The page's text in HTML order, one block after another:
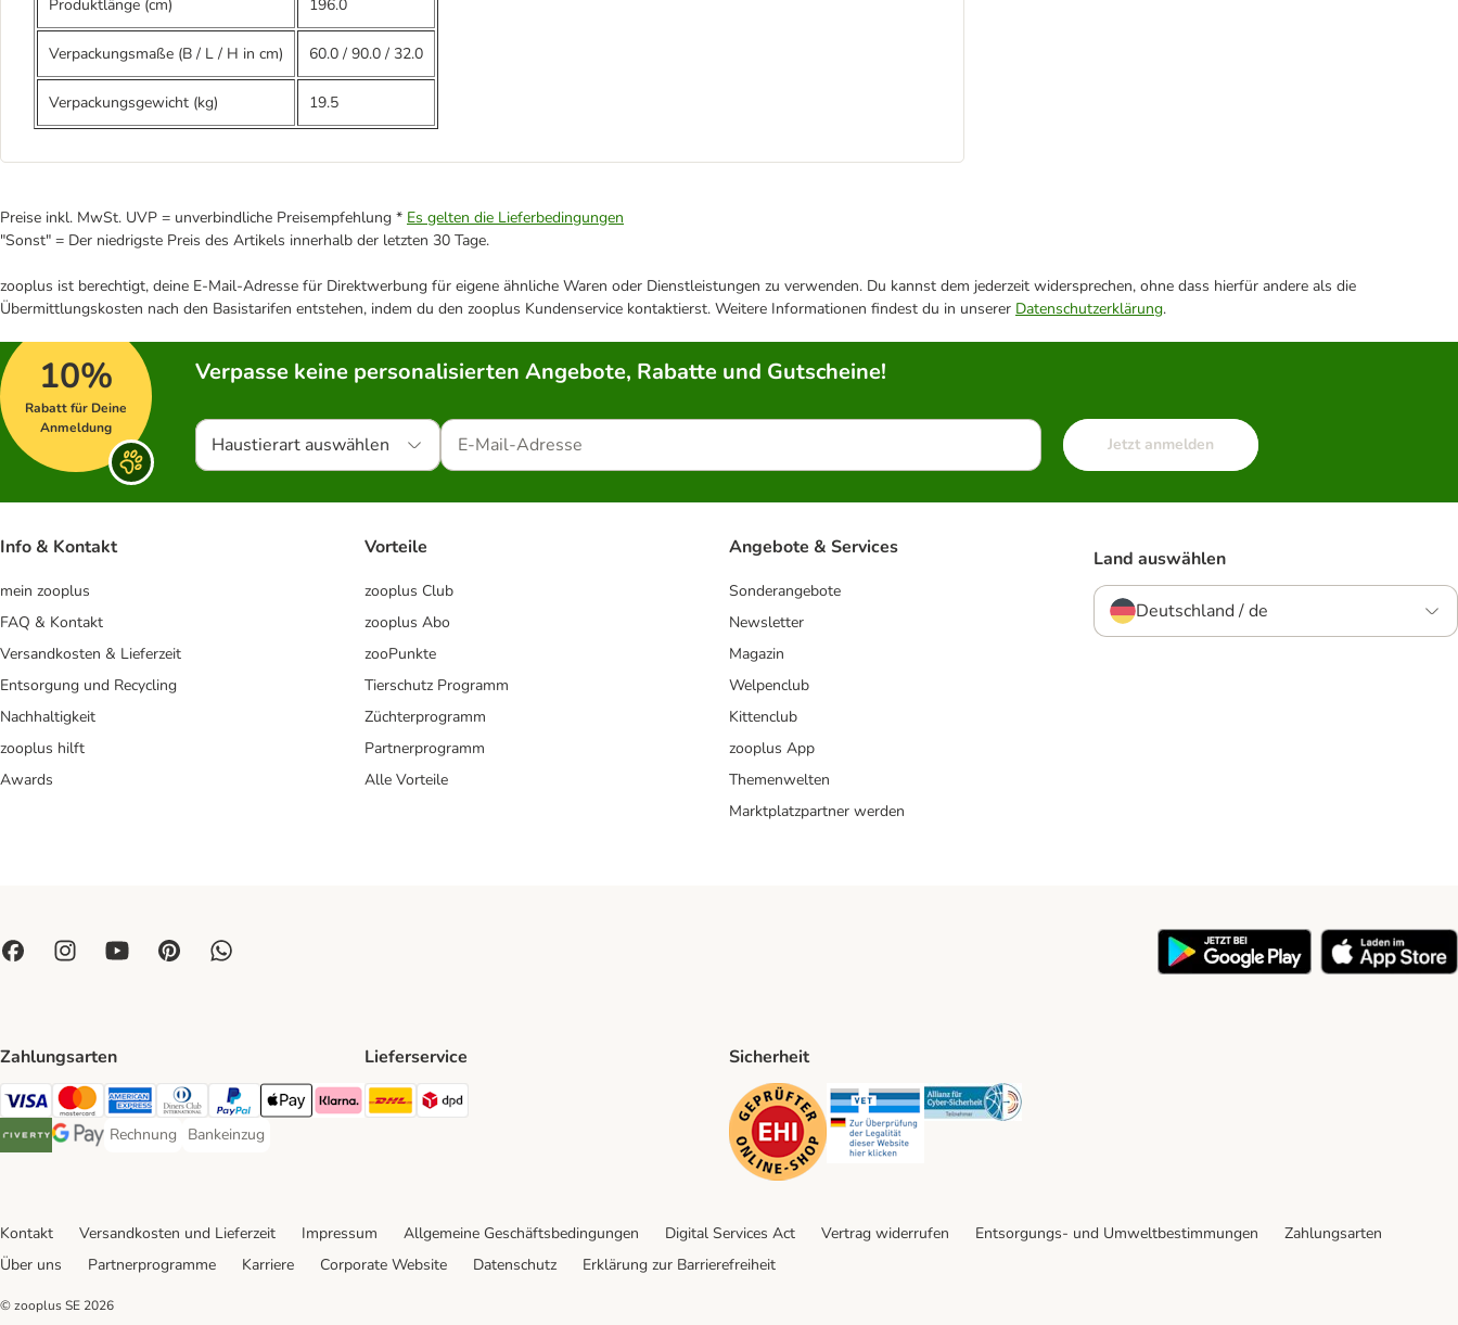
Produktlänge (cm) 196.0
Verpackungsmaße (B / L / H in cm) 60.0 / 90.0 / 32.0
Verpackungsgewicht (kg) 19.5
Preise inkl. MwSt. UVP = unverbindliche Preisempfehlung * Es gelten die Lieferbedingungen
"Sonst" = Der niedrigste Preis des Artikels innerhalb der letzten 30 Tage.
zooplus ist berechtigt, deine E-Mail-Adresse für Direktwerbung für eigene ähnliche Waren oder Dienstleistungen zu verwenden. Du kannst dem jederzeit widersprechen, ohne dass hierfür andere als die
Übermittlungskosten nach den Basistarifen entstehen, indem du den zooplus Kundenservice kontaktierst. Weitere Informationen findest du in unserer Datenschutzerklärung.
10%
Rabatt für Deine
Anmeldung
Verpasse keine personalisierten Angebote, Rabatte und Gutscheine!
Haustierart auswählen Jetzt anmelden
Info & Kontakt
mein zooplus
FAQ & Kontakt
Versandkosten & Lieferzeit
Entsorgung und Recycling
Nachhaltigkeit
zooplus hilft
Awards
Vorteile
zooplus Club
zooplus Abo
zooPunkte
Tierschutz Programm
Züchterprogramm
Partnerprogramm
Alle Vorteile
Angebote & Services
Sonderangebote
Newsletter
Magazin
Welpenclub
Kittenclub
zooplus App
Themenwelten
Marktplatzpartner werden
Land auswählen
Deutschland / de
Zahlungsarten
Visa Payment Method
Mastercard Payment Method
American Express Payment Method
Diners Club Payment Method
PayPal Payment Method
Apple Pay Payment Method
Klarna Payment Method
Riverty Payment Method
Google Pay Payment Method
Rechnung
Rechnung Payment Method
Bankeinzug
Bankeinzug Payment Method
Lieferservice
DHL Shipping Method
Sicherheit
Security Security Security
Kontakt Versandkosten und Lieferzeit Impressum Allgemeine Geschäftsbedingungen Digital Services Act Vertrag widerrufen Entsorgungs- und Umweltbestimmungen
Zahlungsarten
Über uns
Partnerprogramme Karriere Corporate Website Datenschutz Erklärung zur Barrierefreiheit
© zooplus SE 2026